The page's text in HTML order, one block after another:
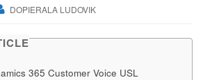
DOPIERALA LUDOVIK
365 Customer Voice USL